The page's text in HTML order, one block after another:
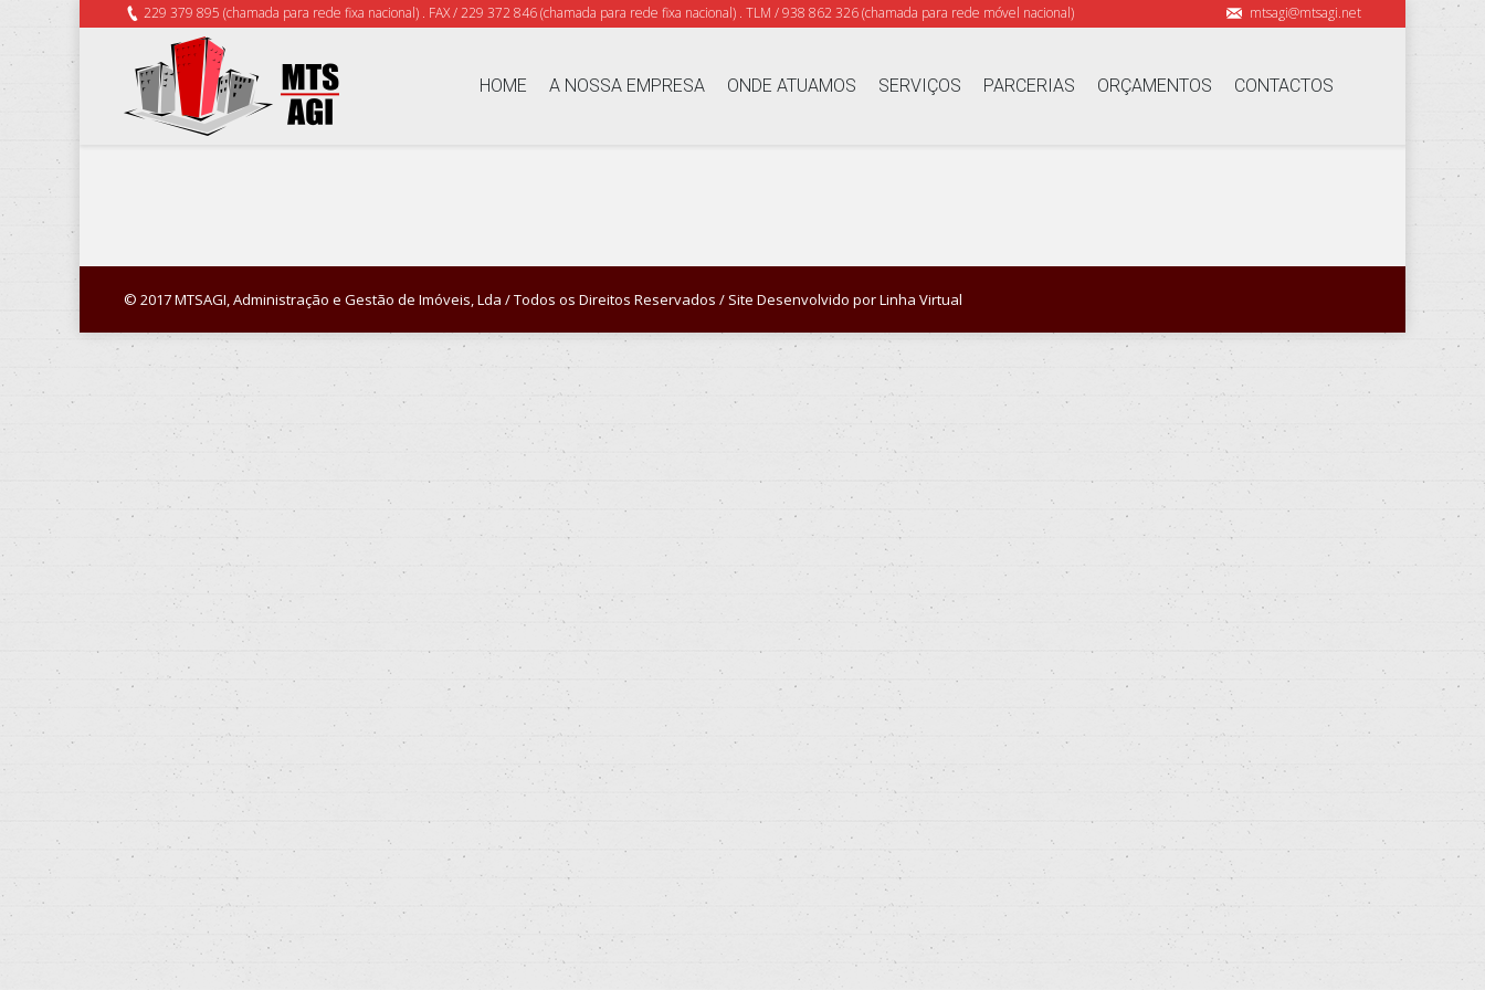
229 379 895 (chamada para rede fixa nacional) . FAX / 229 372 846 (chamada para rede fixa nacional) . TLM / 938 862 326 (chamada para rede móvel nacional) mtsagi@mtsagi.net
HOME A NOSSA EMPRESA ONDE ATUAMOS SERVIÇOS PARCERIAS ORÇAMENTOS CONTACTOS
© 2017 MTSAGI, Administração e Gestão de Imóveis, Lda / Todos os Direitos Reservados / Site Desenvolvido porLinha Virtual